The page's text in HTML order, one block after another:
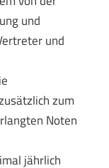
und
und
zum
Noten
jährlich